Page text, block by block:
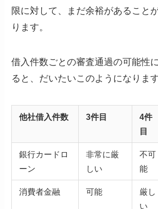
限に対して、まだ余裕があること
ります。
借入件数ごとの審査通過の可能性
ると、だいたいこのようになります
他社借入件数 3件目
4件
目
銀行カードロ
ーン
非常に厳
しい
不可
能
消費者金融 可能
厳し
い